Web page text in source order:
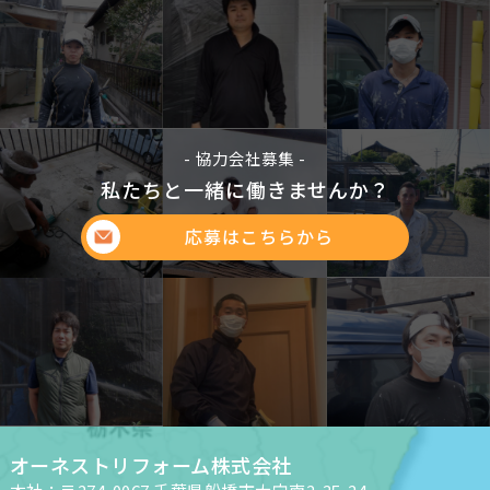
- 協力会社募集 -
私たちと一緒に働きませんか？
応募はこちらから
オーネストリフォーム株式会社